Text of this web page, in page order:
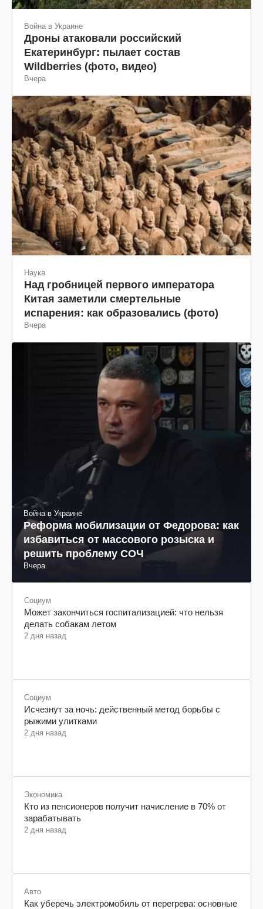
Война в Украине
Дроны атаковали российский
Екатеринбург: пылает состав
Wildberries (фото, видео)
Вчера
Наука
Над гробницей первого императора
Китая заметили смертельные
испарения: как образовались (фото)
Вчера
Война в Украине
Реформа мобилизации от Федорова: как
избавиться от массового розыска и
решить проблему СОЧ
Вчера
Социум
Может закончиться госпитализацией: что нельзя
делать собакам летом
2 дня назад
Социум
Исчезнут за ночь: действенный метод борьбы с
рыжими улитками
2 дня назад
Экономика
Кто из пенсионеров получит начисление в 70% от
зарабатывать
2 дня назад
Авто
Как уберечь электромобиль от перегрева: основные